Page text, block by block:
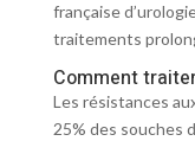
française
traitements
Comment
Les résistances
25% des souches